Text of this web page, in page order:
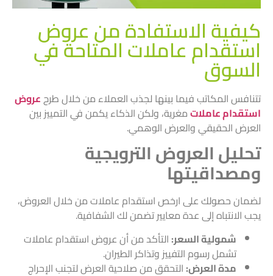
كيفية الاستفادة من عروض
استقدام عاملات المتاحة في
السوق
تتنافس المكاتب فيما بينها لجذب العملاء من خلال طرحعروض
استقدام عاملاتمغرية، ولكن الذكاء يكمن في التمييز بين
العرض الحقيقي والعرض الوهمي.
تحليل العروض الترويجية
ومصداقيتها
لضمان حصولك على ارخص استقدام عاملات من خلال العروض،
يجب الانتباه إلى عدة معايير تضمن لك الشفافية.
شمولية السعر:التأكد من أن عروض استقدام عاملات
تشمل رسوم التفييز وتذاكر الطيران.
مدة العرض:التحقق من صلاحية العرض لتجنب الإحراج